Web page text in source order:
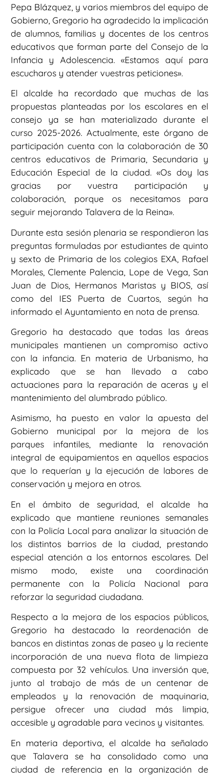
Pepa Blázquez, y varios miembros del equipo de
Gobierno, Gregorio ha agradecido la implicación
de alumnos, familias y docentes de los centros
educativos que forman parte del Consejo de la
Infancia y Adolescencia. «Estamos aquí para
escucharos y atender vuestras peticiones».
El alcalde ha recordado que muchas de las
propuestas planteadas por los escolares en el
consejo ya se han materializado durante el
curso 2025-2026. Actualmente, este órgano de
participación cuenta con la colaboración de 30
centros educativos de Primaria, Secundaria y
Educación Especial de la ciudad. «Os doy las
gracias por vuestra participación y
colaboración, porque os necesitamos para
seguir mejorando Talavera de la Reina».
Durante esta sesión plenaria se respondieron las
preguntas formuladas por estudiantes de quinto
y sexto de Primaria de los colegios EXA, Rafael
Morales, Clemente Palencia, Lope de Vega, San
Juan de Dios, Hermanos Maristas y BIOS, así
como del IES Puerta de Cuartos, según ha
informado el Ayuntamiento en nota de prensa.
Gregorio ha destacado que todas las áreas
municipales mantienen un compromiso activo
con la infancia. En materia de Urbanismo, ha
explicado que se han llevado a cabo
actuaciones para la reparación de aceras y el
mantenimiento del alumbrado público.
Asimismo, ha puesto en valor la apuesta del
Gobierno municipal por la mejora de los
parques infantiles, mediante la renovación
integral de equipamientos en aquellos espacios
que lo requerían y la ejecución de labores de
conservación y mejora en otros.
En el ámbito de seguridad, el alcalde ha
explicado que mantiene reuniones semanales
con la Policía Local para analizar la situación de
los distintos barrios de la ciudad, prestando
especial atención a los entornos escolares. Del
mismo modo, existe una coordinación
permanente con la Policía Nacional para
reforzar la seguridad ciudadana.
Respecto a la mejora de los espacios públicos,
Gregorio ha destacado la reordenación de
bancos en distintas zonas de paseo y la reciente
incorporación de una nueva flota de limpieza
compuesta por 32 vehículos. Una inversión que,
junto al trabajo de más de un centenar de
empleados y la renovación de maquinaria,
persigue ofrecer una ciudad más limpia,
accesible y agradable para vecinos y visitantes.
En materia deportiva, el alcalde ha señalado
que Talavera se ha consolidado como una
ciudad de referencia en la organización de